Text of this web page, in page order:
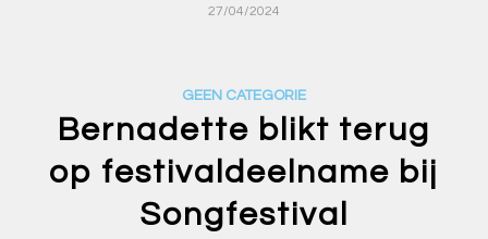
27/04/2024
GEEN CATEGORIE
Bernadette blikt terug
op festivaldeelname bij
Songfestival